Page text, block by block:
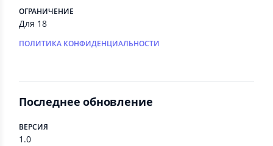
ОГРАНИЧЕНИЕ
Для 18
ПОЛИТИКА КОНФИДЕНЦИАЛЬНОСТИ
Последнее обновление
ВЕРСИЯ
1.0